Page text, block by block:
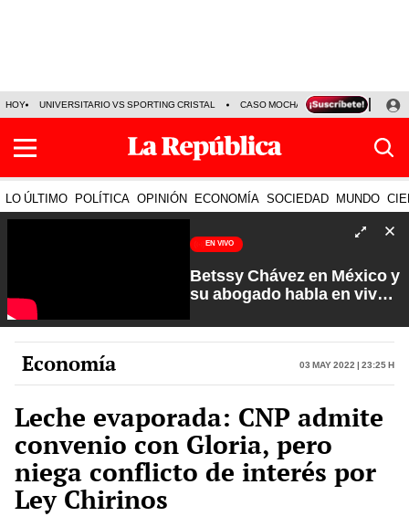
HOY UNIVERSITARIO VS SPORTING CRISTAL CASO MOCHASUELDOS
LO ÚLTIMO POLÍTICA OPINIÓN ECONOMÍA SOCIEDAD MUNDO
EN VIVO
Betssy Chávez en México y
su abogado habla en vivo |
Carlos Cornejo
Economía 03 May 2022 | 23:25 h
Leche evaporada: CNP admite
convenio con Gloria, pero
niega conflicto de interés por
Ley Chirinos